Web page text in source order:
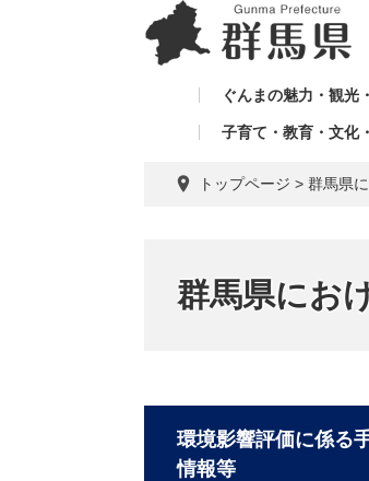
ぐんまの魅力・観光
子育て・教育・文化
トップページ > 群馬県
群馬県にお
環境影響評価に係る
情報等